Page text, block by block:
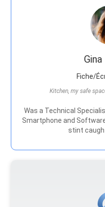
Fiche/
Kitchen, my safe
Was a Technical
Smartphone and
stint